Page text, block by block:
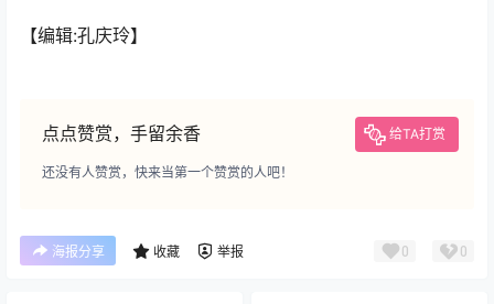
【编辑:孔庆玲】
点点赞赏，手留余香 给TA打赏
还没有人赞赏，快来当第一个赞赏的人吧！
海报分享 收藏 举报 0 0